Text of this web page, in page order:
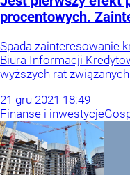
procentowych.
Spada zainteresowanie
Biura Informacji
wyższych rat
21 gru 2021 18:49
Finanse i inwestycje